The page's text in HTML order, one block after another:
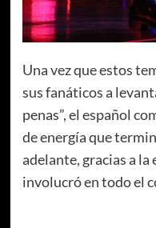
Una vez que estos
sus fanáticos a
penas”, el español
de energía que
adelante, gracias a la
involucró en todo el